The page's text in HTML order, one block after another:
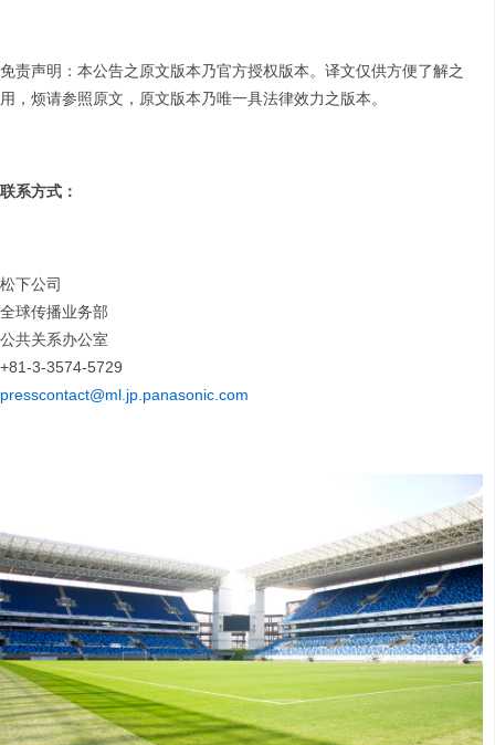
免责声明：本公告之原文版本乃官方授权版本。译文仅供方便了解之
用，烦请参照原文，原文版本乃唯一具法律效力之版本。
联系方式：
松下公司
全球传播业务部
公共关系办公室
+81-3-3574-5729
presscontact@ml.jp.panasonic.com